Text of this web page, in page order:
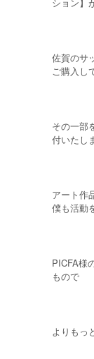
ション】
佐賀のサ
ご購入し
その一部
付いたし
アート作
僕も活動
PICFA様
もので
よりもっ